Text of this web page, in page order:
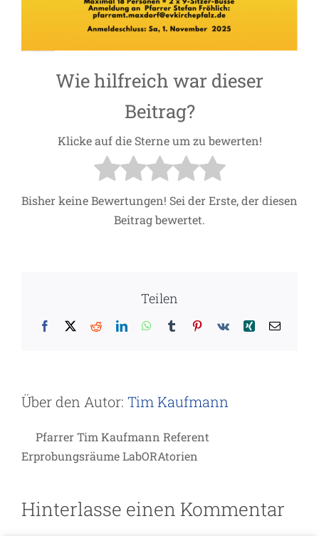
Wie hilfreich war dieser
Beitrag?
Klicke auf die Sterne um zu bewerten!
Bisher keine Bewertungen! Sei der Erste, der diesen
Beitrag bewertet.
Teilen
Facebook
X RedditLinkedInWhatsApp
TumblrPinterest
Vk Xing E-
Über den Autor: Tim Kaufmann
Pfarrer Tim Kaufmann Referent
Erprobungsräume LabORAtorien
Hinterlasse einen Kommentar